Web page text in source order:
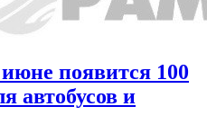
появится 100
автобусов и